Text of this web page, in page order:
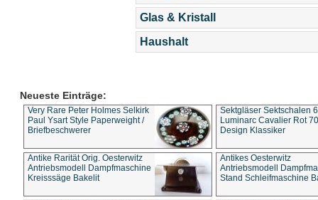
Glas & Kristall
Haushalt
Neueste Einträge:
Very Rare Peter Holmes Selkirk
Paul Ysart Style Paperweight /
Briefbeschwerer
Sektgläser Sektschalen
Luminarc Cavalier Rot
Design Klassiker
Antike Rarität Orig. Oesterwitz
Antriebsmodell Dampfmaschine
Kreisssäge Bakelit
Antikes Oesterwitz
Antriebsmodell
Stand Schleifmaschine